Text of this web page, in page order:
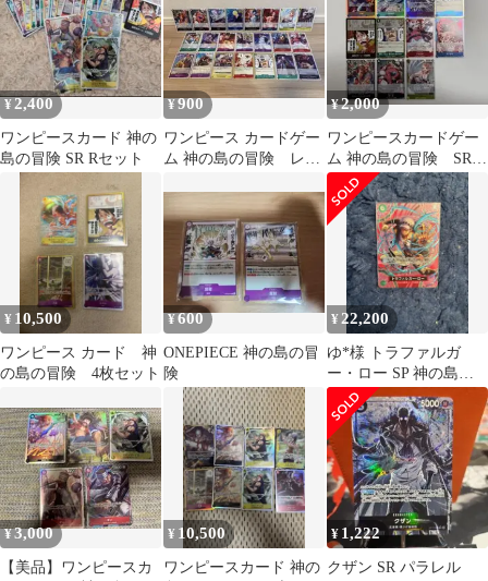
¥ 2,400
ワンピースカード 神の
島の冒険 SR Rセット
¥900
ワンピース カードゲー
ム 神の島の冒険 レア
¥2,000
ワンピースカードゲー
ム 神の島の冒険 SR・
Rまとめ売り
¥ 10,500
ワンピース カード 神
の島の冒険 4枚セット
¥600
ONEPIECE 神の島の冒
険
¥ 22,200
ゆ*様 トラファルガ
ー・ロー SP 神の島の
冒険 ワンピースカード
¥3,000
【美品】ワンピースカ
¥ 10,500
ワンピースカード 神の
¥ 1,222
クザン SR パラレル